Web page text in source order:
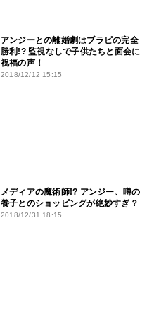
アンジーとの離婚劇はブラピの完全
勝利!? 監視なしで子供たちと面会に
祝福の声！
2018/12/12 15:15
メディアの魔術師!? アンジー、噂の
養子とのショッピングが絶妙すぎ？
2018/12/31 18:15